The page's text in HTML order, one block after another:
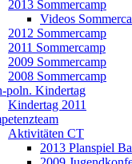
2013 Sommercamp
Videos
2012 Sommercamp
2011 Sommercamp
2009 Sommercamp
2008 Sommercamp
poln. Kindertag
Kindertag 2011
Aktivitäten CT
2013 Planspiel